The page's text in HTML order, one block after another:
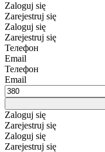
Zaloguj się
Zarejestruj się
Zaloguj się
Zarejestruj się
Телефон
Email
Телефон
Email
Zaloguj się
Zarejestruj się
Zaloguj się
Zarejestruj się